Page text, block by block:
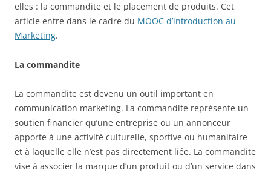
elles : la commandite et le placement de produits. Cet
article entre dans le cadre du MOOC d’introduction au
Marketing.
La commandite
La commandite est devenu un outil important en
communication marketing. La commandite représente un
soutien financier qu’une entreprise ou un annonceur
apporte à une activité culturelle, sportive ou humanitaire
et à laquelle elle n’est pas directement liée. La commandite
vise à associer la marque d’un produit ou d’un service dans